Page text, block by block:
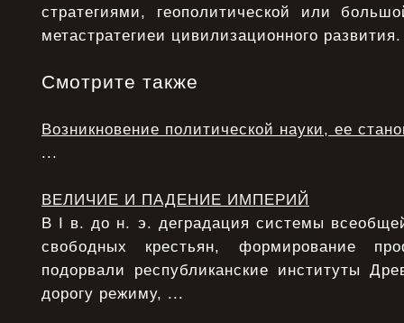
стратегиями, геополитической или
метастратегиеи цивилизационного развития.
Смотрите также
Возникновение политической науки, ее
...
ВЕЛИЧИЕ И ПАДЕНИЕ ИМПЕРИЙ
В I в. до н. э. деградация системы
свободных крестьян, формирование
подорвали республиканские институты
дорогу режиму, ...